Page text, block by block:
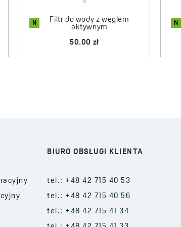
otoczeniu. To praktyczny krok w stronę
N
Filtr do wody z węglem
aktywnym
50.00 zł
N
BIURO OBSŁUGI KLIENTA
tel.: +48 42 715 40 53
tel.: +48 42 715 40 56
tel.: +48 42 715 41 34